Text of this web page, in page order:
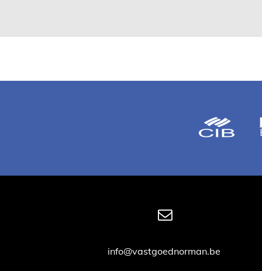
info@vastgoednorman.be